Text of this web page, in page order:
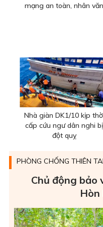
mạng an toàn, nhân văn
Nhà giàn DK1/10 kịp
cấp cứu ngư dân nghi bị
đột quỵ
PHÒNG CHỐNG THIÊN TAI
Chủ động bảo
Hòn